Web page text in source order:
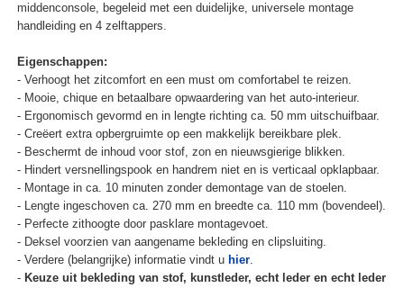
middenconsole, begeleid met een duidelijke, universele montage
handleiding en 4 zelftappers.
Eigenschappen:
- Verhoogt het zitcomfort en een must om comfortabel te reizen.
- Mooie, chique en betaalbare opwaardering van het auto-interieur.
- Ergonomisch gevormd en in lengte richting ca. 50 mm uitschuifbaar.
- Creëert extra opbergruimte op een makkelijk bereikbare plek.
- Beschermt de inhoud voor stof, zon en nieuwsgierige blikken.
- Hindert versnellingspook en handrem niet en is verticaal opklapbaar.
- Montage in ca. 10 minuten zonder demontage van de stoelen.
- Lengte ingeschoven ca. 270 mm en breedte ca. 110 mm (bovendeel).
- Perfecte zithoogte door pasklare montagevoet.
- Deksel voorzien van aangename bekleding en clipsluiting.
- Verdere (belangrijke) informatie vindt u hier.
- Keuze uit bekleding van stof, kunstleder, echt leder en echt leder